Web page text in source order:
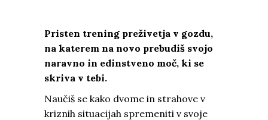
Pristen trening preživetja v gozdu,
na katerem na novo prebudiš svojo
naravno in edinstveno moč, ki se
skriva v tebi.
Naučiš se kako dvome in strahove v
kriznih situacijah spremeniti v svoje